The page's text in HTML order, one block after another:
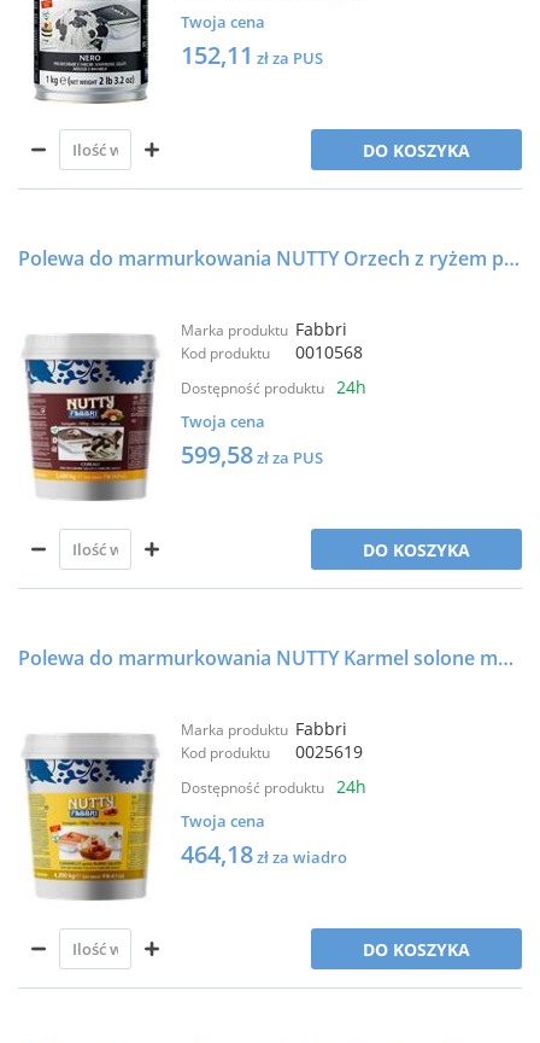
Twoja cena
152,11 zł za PUS
DO KOSZYKA
Polewa do marmurkowania NUTTY Orzech z ryżem preparowanym - 54S - 3,6kg - FABBRI
Marka produktu Fabbri
Kod produktu 0010568
Dostępność produktu 24h
Twoja cena
599,58zł za PUS
DO KOSZYKA
Polewa do marmurkowania NUTTY Karmel solone masło - 56E - 4,2 kg - FABBRI
Marka produktu Fabbri
Kod produktu 0025619
Dostępność produktu 24h
Twoja cena
464,18zł za wiadro
DO KOSZYKA